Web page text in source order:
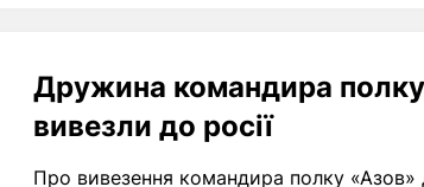
Дружина командира
вивезли до росії
Про вивезення командира полку